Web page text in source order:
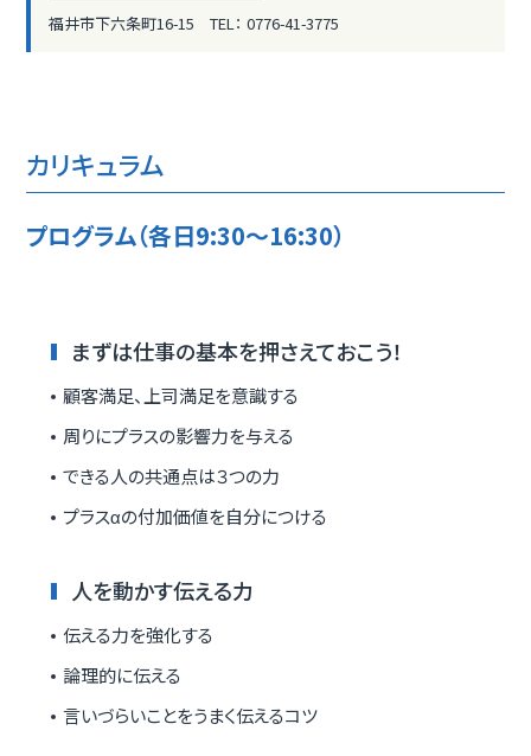
福井市下六条町16-15 TEL： 0776-41-3775
カリキュラム
プログラム（各日9:30～16:30）
まずは仕事の基本を押さえておこう！
顧客満足、上司満足を意識する
周りにプラスの影響力を与える
できる人の共通点は３つの力
プラスαの付加価値を自分につける
人を動かす伝える力
伝える力を強化する
論理的に伝える
言いづらいことをうまく伝えるコツ